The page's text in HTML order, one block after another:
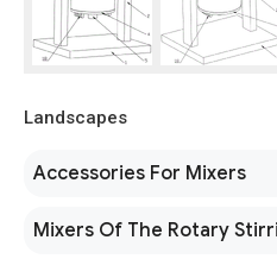
Landscapes
Accessories For Mixers
Mixers Of The Rotary